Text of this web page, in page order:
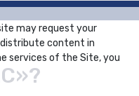
may request your
content in
services of the Site, you